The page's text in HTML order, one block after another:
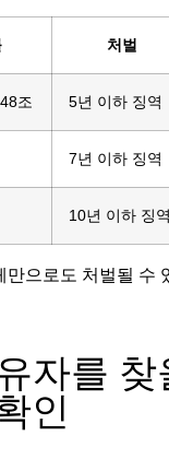
처벌
조 5년 이하 징역
7년 이하 징역
10년 이하 징
만으로도 처벌될 수
자를 찾
인